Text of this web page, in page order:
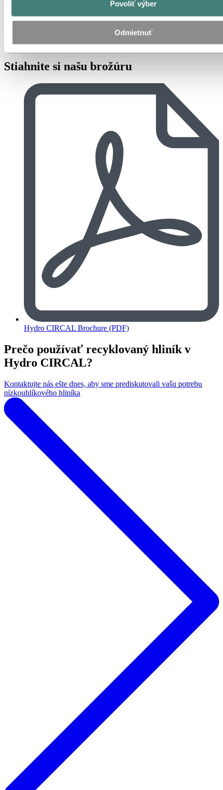
Povoliť výber
Odmietnuť
Hydro CIRCAL 75R má uhlíkovú stopu 1,9 kilogramu CO2e na
kilogram hliníka, čo je o 88 % menej ako celosvetový priemer pre
primárny hliník. Výroba si vyžaduje prísnu kontrolu tokov šrotu a
pokročilú technológiu triedenia. Dostupnosť je preto obmedzená, ale
ročná kapacita môže uspokojiť priemyselné a rozsiahlejšie aplikácie.
Stiahnite si našu brožúru
Hydro CIRCAL Brochure (PDF)
Prečo používať recyklovaný hliník v
Hydro CIRCAL?
Kontaktujte nás ešte dnes, aby sme prediskutovali vašu potrebu
nízkouhlíkového hliníka